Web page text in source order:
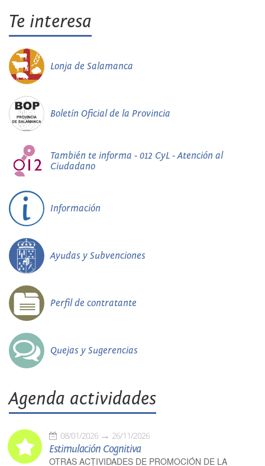
Te interesa
Lonja de Salamanca
Boletín Oficial de la Provincia
También te informa - 012 CyL - Atención al
Ciudadano
Información
Ayudas y Subvenciones
Perfil de contratante
Quejas y Sugerencias
Agenda actividades
08/01/2026 26/11/2026
Estimulación Cognitiva
OTRAS ACTIVIDADES DE PROMOCIÓN DE LA